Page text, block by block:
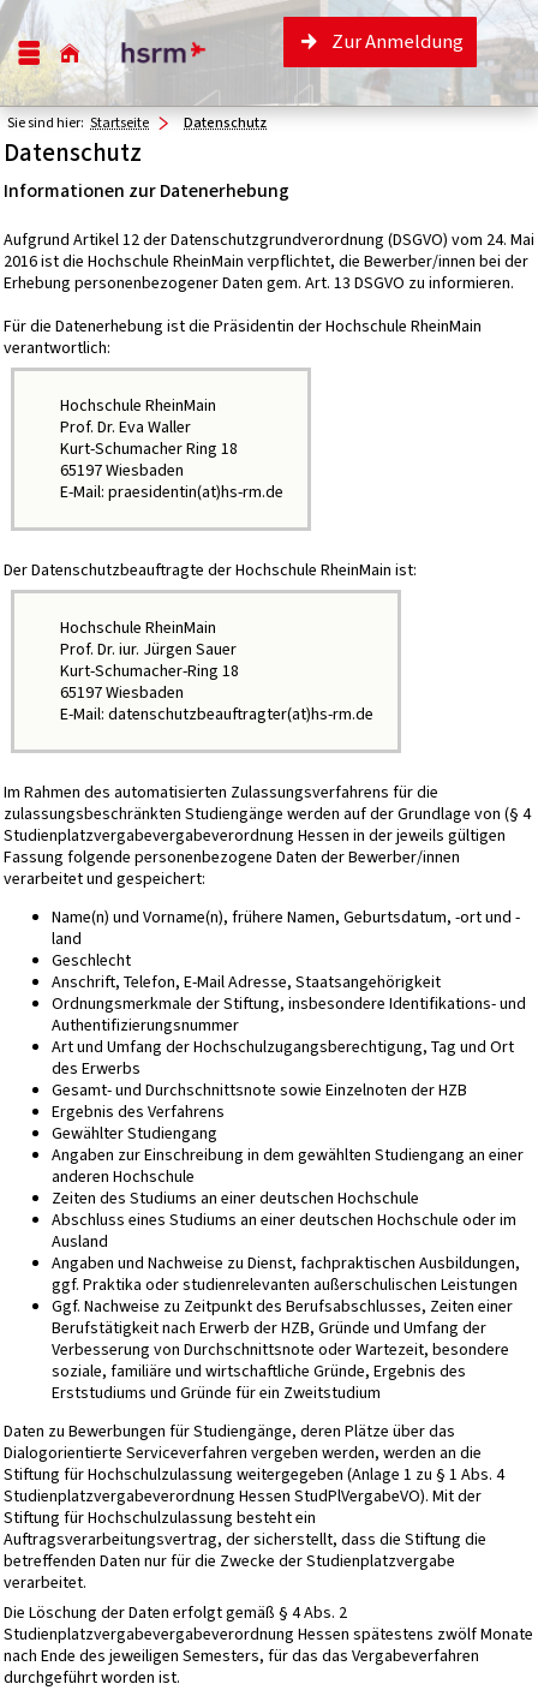
Zur Anmeldung
Sie sind hier: Startseite Datenschutz
Datenschutz
Informationen zur Datenerhebung
Aufgrund Artikel 12 der Datenschutzgrundverordnung (DSGVO) vom 24. Mai
2016 ist die Hochschule RheinMain verpflichtet, die Bewerber/innen bei der
Erhebung personenbezogener Daten gem. Art. 13 DSGVO zu informieren.
Für die Datenerhebung ist die Präsidentin der Hochschule RheinMain
verantwortlich:
Hochschule RheinMain
Prof. Dr. Eva Waller
Kurt-Schumacher Ring 18
65197 Wiesbaden
E-Mail: praesidentin(at)hs-rm.de
Der Datenschutzbeauftragte der Hochschule RheinMain ist:
Hochschule RheinMain
Prof. Dr. iur. Jürgen Sauer
Kurt-Schumacher-Ring 18
65197 Wiesbaden
E-Mail: datenschutzbeauftragter(at)hs-rm.de
Im Rahmen des automatisierten Zulassungsverfahrens für die
zulassungsbeschränkten Studiengänge werden auf der Grundlage von (§ 4
Studienplatzvergabevergabeverordnung Hessen in der jeweils gültigen
Fassung folgende personenbezogene Daten der Bewerber/innen
verarbeitet und gespeichert:
Name(n) und Vorname(n), frühere Namen, Geburtsdatum, -ort und -
land
Geschlecht
Anschrift, Telefon, E-Mail Adresse, Staatsangehörigkeit
Ordnungsmerkmale der Stiftung, insbesondere Identifikations- und
Authentifizierungsnummer
Art und Umfang der Hochschulzugangsberechtigung, Tag und Ort
des Erwerbs
Gesamt- und Durchschnittsnote sowie Einzelnoten der HZB
Ergebnis des Verfahrens
Gewählter Studiengang
Angaben zur Einschreibung in dem gewählten Studiengang an einer
anderen Hochschule
Zeiten des Studiums an einer deutschen Hochschule
Abschluss eines Studiums an einer deutschen Hochschule oder im
Ausland
Angaben und Nachweise zu Dienst, fachpraktischen Ausbildungen,
ggf. Praktika oder studienrelevanten außerschulischen Leistungen
Ggf. Nachweise zu Zeitpunkt des Berufsabschlusses, Zeiten einer
Berufstätigkeit nach Erwerb der HZB, Gründe und Umfang der
Verbesserung von Durchschnittsnote oder Wartezeit, besondere
soziale, familiäre und wirtschaftliche Gründe, Ergebnis des
Erststudiums und Gründe für ein Zweitstudium
Daten zu Bewerbungen für Studiengänge, deren Plätze über das
Dialogorientierte Serviceverfahren vergeben werden, werden an die
Stiftung für Hochschulzulassung weitergegeben (Anlage 1 zu § 1 Abs. 4
Studienplatzvergabeverordnung Hessen StudPlVergabeVO). Mit der
Stiftung für Hochschulzulassung besteht ein
Auftragsverarbeitungsvertrag, der sicherstellt, dass die Stiftung die
betreffenden Daten nur für die Zwecke der Studienplatzvergabe
verarbeitet.
Die Löschung der Daten erfolgt gemäß § 4 Abs. 2
Studienplatzvergabevergabeverordnung Hessen spätestens zwölf Monate
nach Ende des jeweiligen Semesters, für das das Vergabeverfahren
durchgeführt worden ist.